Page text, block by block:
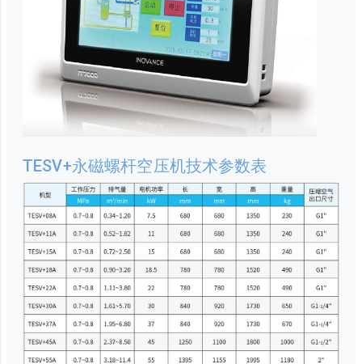
TESV+永磁螺杆空压机技术参数表